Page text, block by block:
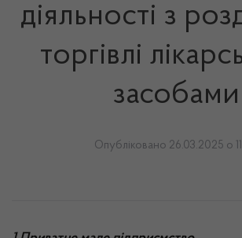
діяльності з
торгівлі
засобами
Опубліковано 26.03.2025 о